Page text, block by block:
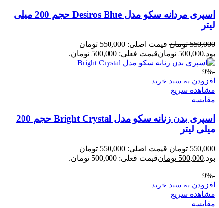
اسپری مردانه سکو مدل Desiros Blue حجم 200 میلی
لیتر
550,000 تومان
قیمت اصلی: 550,000 تومان
بود.500,000 تومانقیمت فعلی: 500,000 تومان.
-9%
افزودن به سبد خرید
مشاهده سریع
مقایسه
اسپری بدن زنانه سکو مدل Bright Crystal حجم 200
میلی لیتر
550,000 تومان
قیمت اصلی: 550,000 تومان
بود.500,000 تومانقیمت فعلی: 500,000 تومان.
-9%
افزودن به سبد خرید
مشاهده سریع
مقایسه